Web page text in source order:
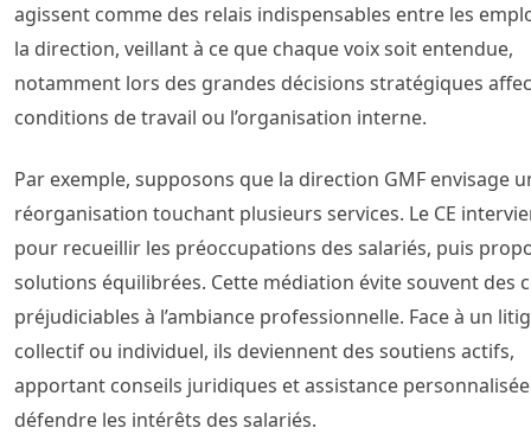
agissent comme des relais indispensables entre les
la direction, veillant à ce que chaque voix soit entendue,
notamment lors des grandes décisions stratégiques
conditions de travail ou l’organisation interne.
Par exemple, supposons que la direction GMF envisage
réorganisation touchant plusieurs services. Le CE
pour recueillir les préoccupations des salariés, puis
solutions équilibrées. Cette médiation évite souvent des
préjudiciables à l’ambiance professionnelle. Face à un
collectif ou individuel, ils deviennent des soutiens actifs,
apportant conseils juridiques et assistance
défendre les intérêts des salariés.